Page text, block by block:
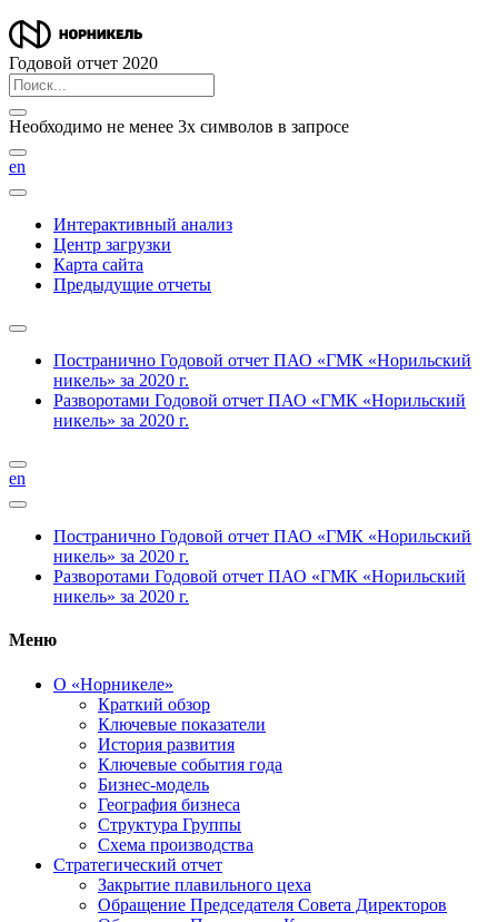
Годовой отчет 2020
Необходимо не менее 3х символов в запросе
en
Интерактивный анализ
Центр загрузки
Карта сайта
Предыдущие отчеты
Постранично Годовой отчет ПАО «ГМК «Норильский
никель» за 2020 г.
Разворотами Годовой отчет ПАО «ГМК «Норильский
никель» за 2020 г.
en
Постранично Годовой отчет ПАО «ГМК «Норильский
никель» за 2020 г.
Разворотами Годовой отчет ПАО «ГМК «Норильский
никель» за 2020 г.
Меню
О «Норникеле»
Краткий обзор
Ключевые показатели
История развития
Ключевые события года
Бизнес-модель
География бизнеса
Структура Группы
Схема производства
Стратегический отчет
Закрытие плавильного цеха
Обращение Председателя Совета Директоров